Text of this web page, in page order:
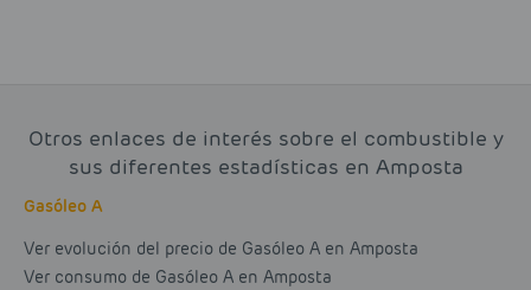
Otros enlaces de interés sobre el combustible y
sus diferentes estadísticas en Amposta
Gasóleo A
Ver evolución del precio de Gasóleo A en Amposta
Ver consumo de Gasóleo A en Amposta